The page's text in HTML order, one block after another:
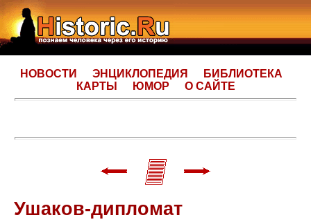
НОВОСТИ ЭНЦИКЛОПЕДИЯ
БИБЛИОТЕКА
КАРТЫ
ЮМОР О САЙТЕ
Ушаков-дипломат